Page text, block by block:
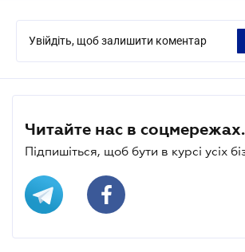
Увійдіть, щоб залишити коментар
Читайте нас в соцмережах.
Підпишіться, щоб бути в курсі усіх